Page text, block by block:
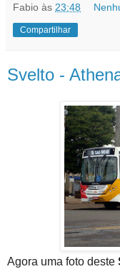
Fabio às 23:48
Compartilhar
Svelto -
Agora uma foto deste